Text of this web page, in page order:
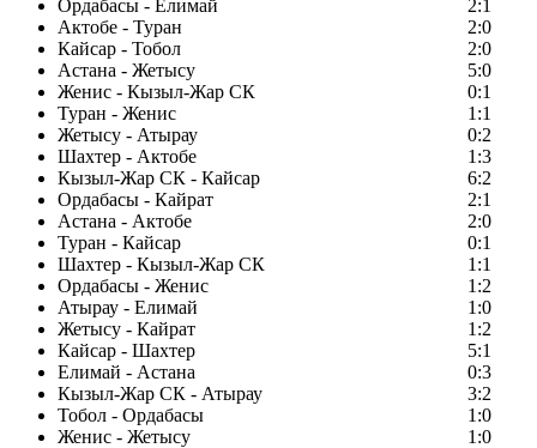
Ордабасы - Елимай
2:1
Актобе - Туран
2:0
Кайсар - Тобол
2:0
Астана - Жетысу
5:0
Женис - Кызыл-Жар СК
0:1
Туран - Женис
1:1
Жетысу - Атырау
0:2
Шахтер - Актобе
1:3
Кызыл-Жар СК - Кайсар
6:2
Ордабасы - Кайрат
2:1
Астана - Актобе
2:0
Туран - Кайсар
0:1
Шахтер - Кызыл-Жар СК
1:1
Ордабасы - Женис
1:2
Атырау - Елимай
1:0
Жетысу - Кайрат
1:2
Кайсар - Шахтер
5:1
Елимай - Астана
0:3
Кызыл-Жар СК - Атырау
3:2
Тобол - Ордабасы
1:0
Женис - Жетысу
1:0